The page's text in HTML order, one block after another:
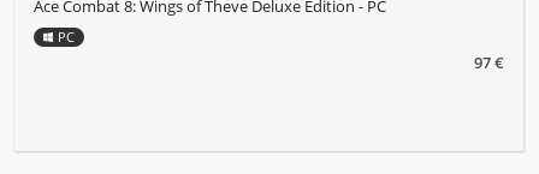
97 €
Ace Combat 8: Wings of Theve Deluxe Edition - PC
PC